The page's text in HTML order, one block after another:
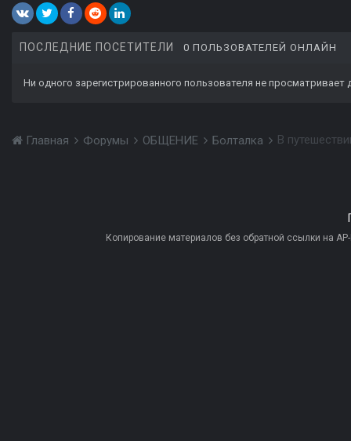
ПОСЛЕДНИЕ ПОСЕТИТЕЛИ 0 ПОЛЬЗОВАТЕЛЕЙ ОНЛАЙН
Ни одного зарегистрированного пользователя не просматривает
Главная Форумы ОБЩЕНИЕ Болталка В
Копирование материалов без обратной ссылки на